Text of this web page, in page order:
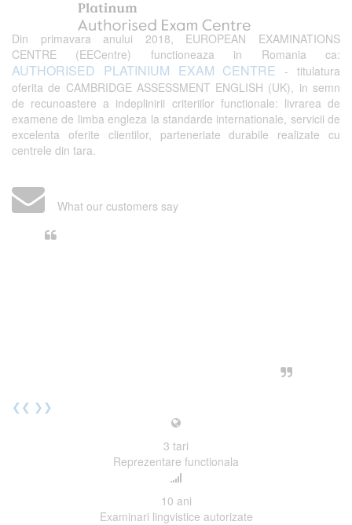
Din primavara anului 2018, EUROPEAN EXAMINATIONS
CENTRE (EECentre) functioneaza in Romania ca:
AUTHORISED PLATINIUM EXAM CENTRE - titulatura
oferita de CAMBRIDGE ASSESSMENT ENGLISH (UK), in semn
de recunoastere a indeplinirii criteriilor functionale: livrarea de
examene de limba engleza la standarde internationale, servicii de
excelenta oferite clientilor, parteneriate durabile realizate cu
centrele din tara.
What our customers say
❮❮ ❯❯
3 tari
Reprezentare functionala
10 ani
Examinari lingvistice autorizate